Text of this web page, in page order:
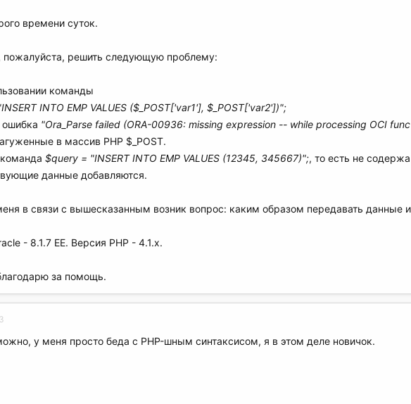
времени суток.
пожалуйста, решить следующую проблему:
команды
INTO EMP VALUES ($_POST['var1'], $_POST['var2'])";
"Ora_Parse failed (ORA-00936: missing expression -- while processing OCI
в массив PHP $_POST.
$query = "INSERT INTO EMP VALUES (12345, 345667)";, то есть не
данные добавляются.
в связи с вышесказанным возник вопрос: каким образом передавать данные
- 8.1.7 EE. Версия PHP - 4.1.х.
за помощь.
у меня просто беда с PHP-шным синтаксисом, я в этом деле новичок.